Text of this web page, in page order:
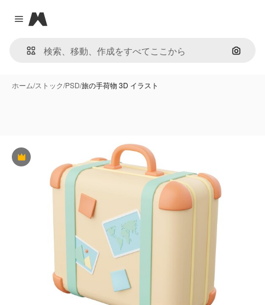
Close menu
Magnific
画像で
ホーム/ストック/PSD/旅の手荷物 3D イラスト
Premium